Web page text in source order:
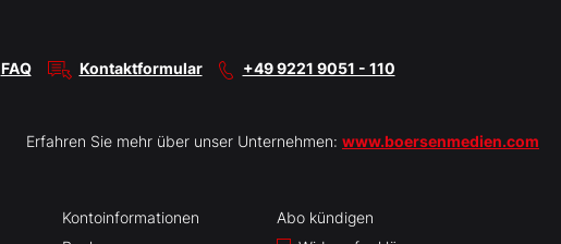
FAQ Kontaktformular +49 9221 9051 - 110
Erfahren Sie mehr über unser Unternehmen: www.boersenmedien.com
Kontoinformationen
Abo kündigen